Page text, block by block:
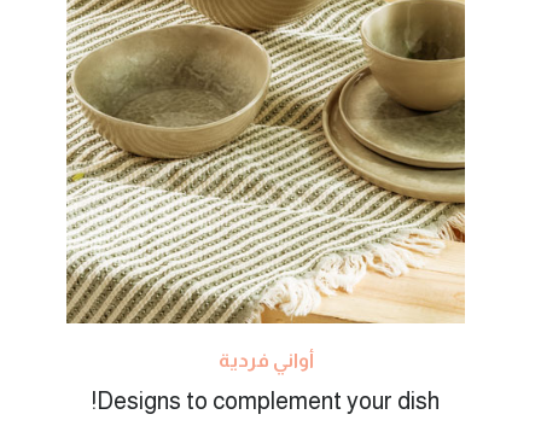
أواني فردية
Designs to complement your dish!